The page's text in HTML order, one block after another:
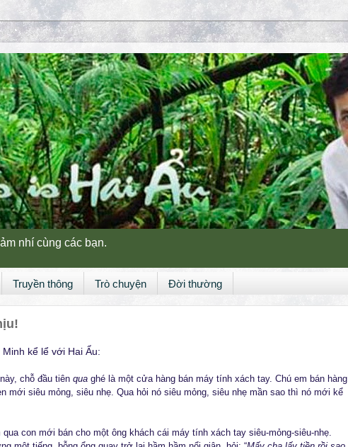
nhí cùng các bạn.
Truyền thông Trò chuyện Đời thường
kể lể với Hai Ẩu:
chỗ đầu tiên qua ghé là một cửa hàng bán máy tính xách tay. Chú em bán hàng
mới siêu mỏng, siêu nhẹ. Qua hỏi nó siêu mỏng, siêu nhẹ mần sao thì nó mới kể
qua con mới bán cho một ông khách cái máy tính xách tay siêu-mỏng-siêu-nhẹ.